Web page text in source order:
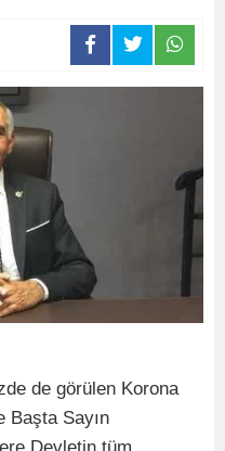
de görülen Korona
Başta Sayın
Devletin tüm